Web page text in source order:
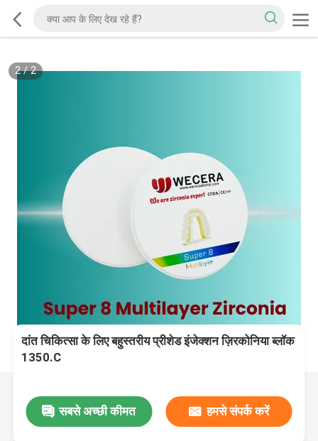
2/2
दांत चिकित्सा के लिए बहुस्तरीय प्रीशेड इंजेक्शन ज़िरकोनिया ब्लॉक
1350.C
सबसे अच्छी कीमत हमसे संपर्क करें